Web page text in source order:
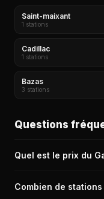
Saint-maixant
1 stations
Cadillac
1 stations
Bazas
3 stations
Questions
Quel est le prix du
aujourd'hui. La station
Combien de